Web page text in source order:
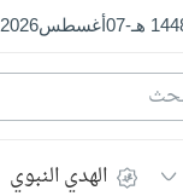
هـ -
07أغسطس2026
الهدي النبوي